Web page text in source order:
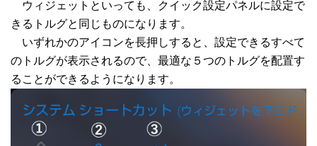
ウィジェットといっても、クイック設定パネルに設定で
きるトルグと同じものになります。
いずれかのアイコンを長押しすると、設定できるすべて
のトルグが表示されるので、最適な５つのトルグを配置す
ることができるようになります。